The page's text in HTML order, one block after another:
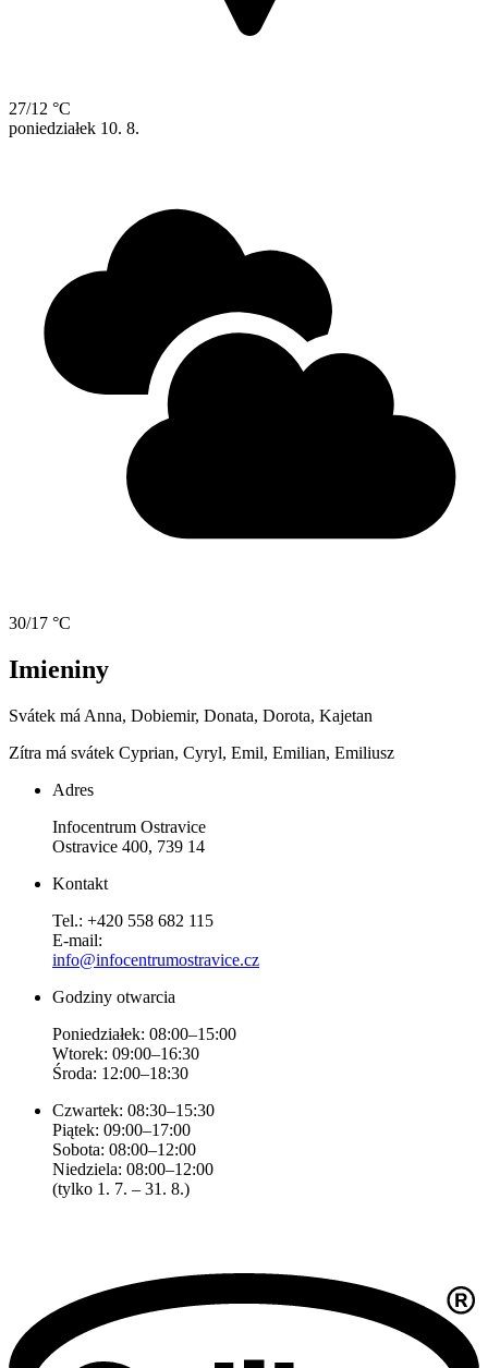
27/12 °C
poniedziałek 10. 8.
30/17 °C
Imieniny
Svátek má Anna, Dobiemir, Donata, Dorota, Kajetan
Zítra má svátek Cyprian, Cyryl, Emil, Emilian, Emiliusz
Adres
Infocentrum Ostravice
Ostravice 400, 739 14
Kontakt
Tel.: +420 558 682 115
E-mail:
info@infocentrumostravice.cz
Godziny otwarcia
Poniedziałek: 08:00–15:00
Wtorek: 09:00–16:30
Środa: 12:00–18:30
Czwartek: 08:30–15:30
Piątek: 09:00–17:00
Sobota: 08:00–12:00
Niedziela: 08:00–12:00
(tylko 1. 7. – 31. 8.)